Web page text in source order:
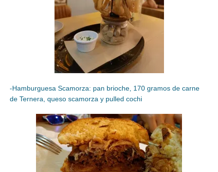
-Hamburguesa Scamorza: pan brioche, 170 gramos de carne
de Ternera, queso scamorza y pulled cochi